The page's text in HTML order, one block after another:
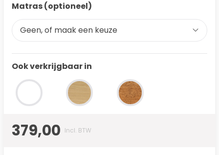
Matras (optioneel)
Geen, of maak een keuze
Ook verkrijgbaar in
379,00 Incl. BTW